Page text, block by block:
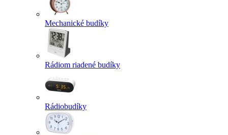
Mechanické budíky
Rádiom riadené budíky
Rádiobudíky